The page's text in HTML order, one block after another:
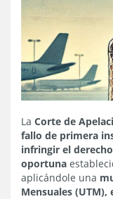
La Corte de
fallo de primera
infringir el
oportuna
aplicándole una
Mensuales (UTM),